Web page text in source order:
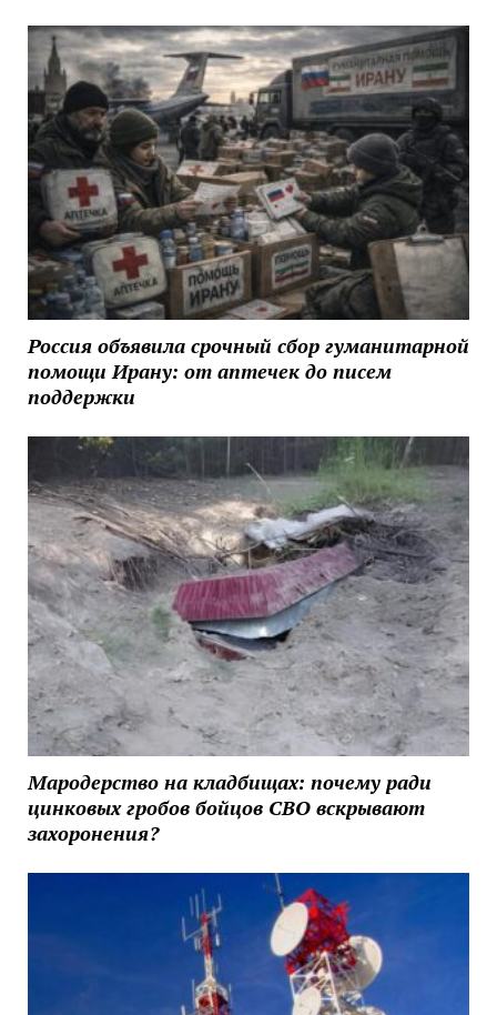
Россия объявила срочный сбор гуманитарной
помощи Ирану: от аптечек до писем
поддержки
Мародерство на кладбищах: почему ради
цинковых гробов бойцов СВО вскрывают
захоронения?